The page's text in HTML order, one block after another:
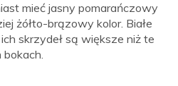
mieć jasny pomarańczowy
żółto-brązowy kolor. Białe
skrzydeł są większe niż te
bokach.